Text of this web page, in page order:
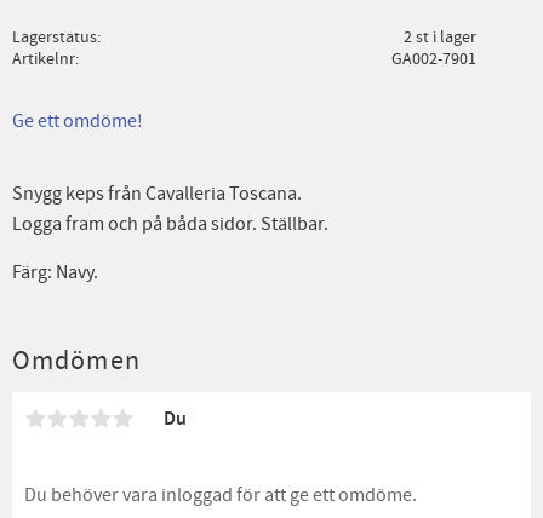
Lagerstatus
2 st i lager
Artikelnr
GA002-7901
Ge ett omdöme!
Snygg keps från Cavalleria Toscana.
Logga fram och på båda sidor. Ställbar.
Färg: Navy.
Omdömen
Du